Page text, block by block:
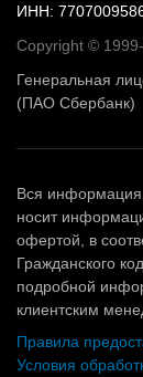
ИНН:
Copyright ©
Генеральная
(ПАО Сбербанк)
Вся
носит
офертой, в
Гражданского
подробной
клиентским
Правила
Условия